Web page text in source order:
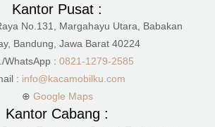
Kantor Pusat :
No.131, Margahayu Utara, Babakan
Bandung, Jawa Barat 40224
WhatsApp : 0821-1279-2585
: info@kacamobilku.com
⊕ Google Maps
Kantor Cabang :